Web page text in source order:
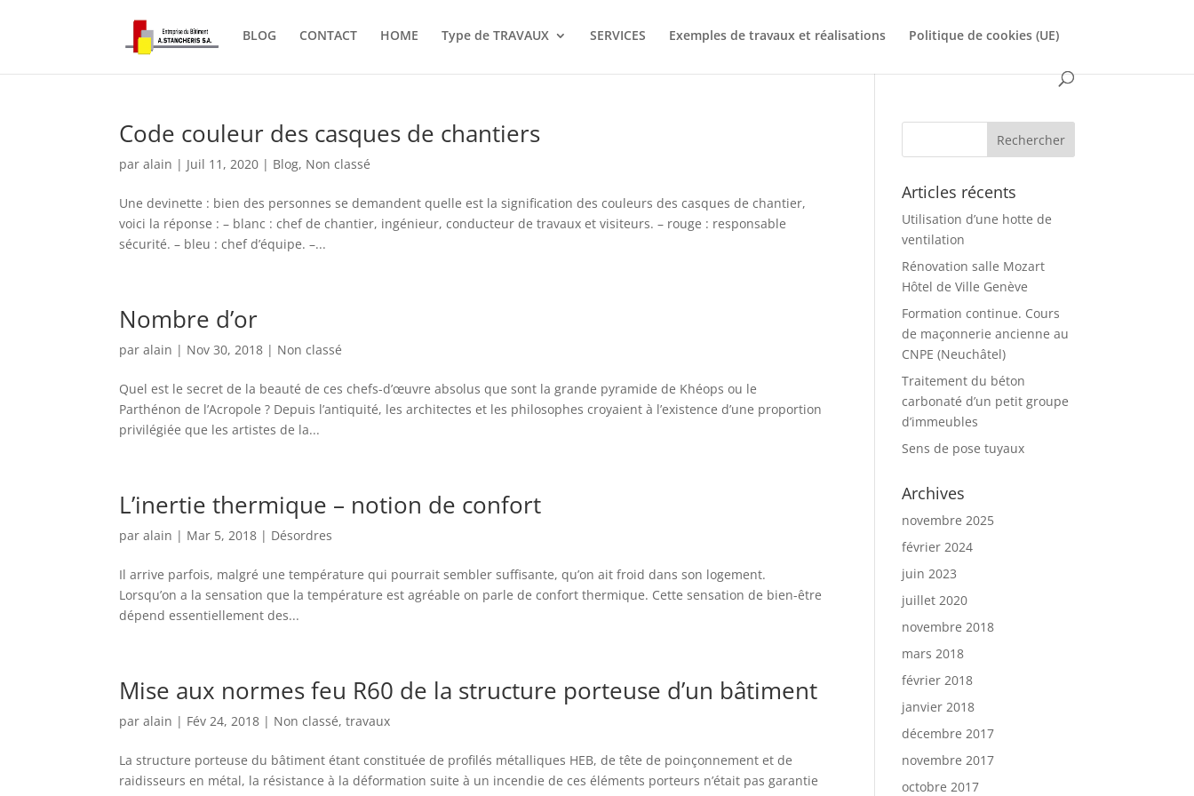
BLOG CONTACT HOME Type de TRAVAUX SERVICES Exemples de travaux et réalisations Politique de cookies (UE)
Code couleur des casques de chantiers
paralain | Juil 11, 2020 | Blog, Non classé
Une devinette : bien des personnes se demandent quelle est la signification des couleurs des casques de chantier,
voici la réponse : – blanc : chef de chantier, ingénieur, conducteur de travaux et visiteurs. – rouge : responsable
sécurité. – bleu : chef d’équipe. –...
Nombre d’or
paralain | Nov 30, 2018 | Non classé
Quel est le secret de la beauté de ces chefs-d’œuvre absolus que sont la grande pyramide de Khéops ou le
Parthénon de l’Acropole ? Depuis l’antiquité, les architectes et les philosophes croyaient à l’existence d’une proportion
privilégiée que les artistes de la...
L’inertie thermique – notion de confort
paralain | Mar 5, 2018 | Désordres
Il arrive parfois, malgré une température qui pourrait sembler suffisante, qu’on ait froid dans son logement.
Lorsqu’on a la sensation que la température est agréable on parle de confort thermique. Cette sensation de bien-être
dépend essentiellement des...
Mise aux normes feu R60 de la structure porteuse d’un bâtiment
paralain | Fév 24, 2018 | Non classé,travaux
La structure porteuse du bâtiment étant constituée de profilés métalliques HEB, de tête de poinçonnement et de
raidisseurs en métal, la résistance à la déformation suite à un incendie de ces éléments porteurs n’était pas garantie
Articles récents
Utilisation d’une hotte de
ventilation
Rénovation salle Mozart
Hôtel de Ville Genève
Formation continue. Cours
de maçonnerie ancienne au
CNPE (Neuchâtel)
Traitement du béton
carbonaté d’un petit groupe
d’immeubles
Sens de pose tuyaux
Archives
novembre 2025
février 2024
juin 2023
juillet 2020
novembre 2018
mars 2018
février 2018
janvier 2018
décembre 2017
novembre 2017
octobre 2017